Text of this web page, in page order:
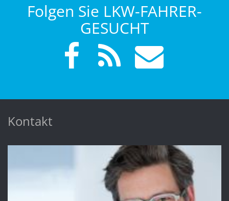
Folgen Sie LKW-FAHRER-
GESUCHT
Kontakt